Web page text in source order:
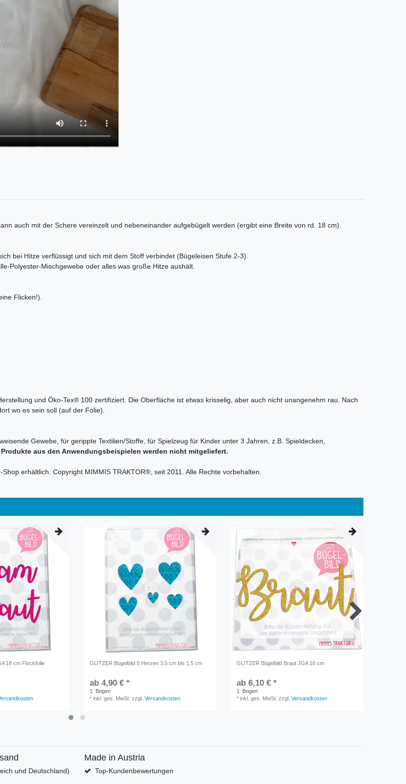
auch mit der Schere vereinzelt und nebeneinander aufgebügelt werden (ergibt eine Breite von rd. 18 cm).
bei Hitze verflüssigt und sich mit dem Stoff verbindet (Bügeleisen Stufe 2-3).
Polyester-Mischgewebe oder alles was große Hitze aushält.
Flicken!).
und Öko-Tex® 100 zertifiziert. Die Oberfläche ist etwas krisselig, aber auch nicht unangenehm rau. Nach
wo es sein soll (auf der Folie).
Gewebe, für gerippte Textilien/Stoffe, für Spielzeug für Kinder unter 3 Jahren, z.B. Spieldecken,
aus den Anwendungsbeispielen werden nicht mitgeliefert.
erhältlich. Copyright MIMMIS TRAKTOR®, seit 2011. Alle Rechte vorbehalten.
18 cm Flockfolie GLITZER Bügelbild 5 Herzen 3,5 cm bis 1,5 cm
ab 4,90 € *
1
Bogen
*inkl. ges. MwSt. zzgl.Versandkosten
GLITZER Bügelbild Braut JGA 16 cm
ab 6,10 € *
1
Bogen
*inkl. ges. MwSt. zzgl.Versandkosten
und Deutschland)
Made in Austria
Top-Kundenbewertungen